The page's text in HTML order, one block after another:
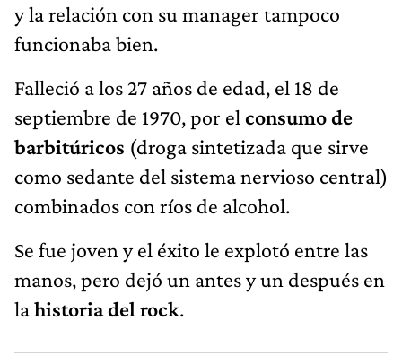
y la relación con su manager tampoco
funcionaba bien.
Falleció a los 27 años de edad, el 18 de
septiembre de 1970, por el consumo de
barbitúricos (droga sintetizada que sirve
como sedante del sistema nervioso central)
combinados con ríos de alcohol.
Se fue joven y el éxito le explotó entre las
manos, pero dejó un antes y un después en
lahistoria del rock.